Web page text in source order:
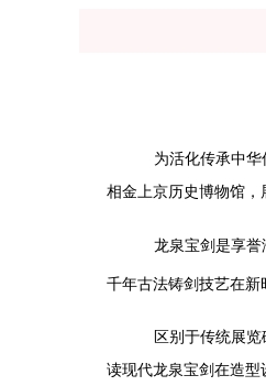
为活化传承中
相金上京历史博物馆，
龙泉宝剑是享
千年古法铸剑技艺在新
区别于传统展
读现代龙泉宝剑在造